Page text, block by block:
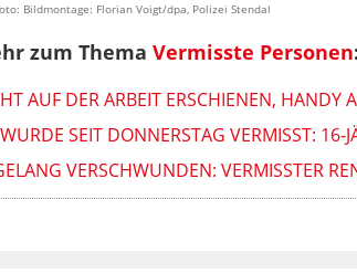
Bildmontage: Florian Voigt/dpa, Polizei Stendal
zum Thema Vermisste Personen:
AUF DER ARBEIT ERSCHIENEN, HANDY
SEIT DONNERSTAG VERMISST:
VERSCHWUNDEN: VERMISSTER